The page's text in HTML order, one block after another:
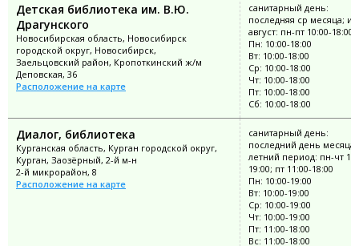
Детская библиотека им. В.Ю.
Драгунского
Новосибирская область, Новосибирск
городской округ, Новосибирск,
Заельцовский район, Кропоткинский ж/м
Деповская, 36
Расположение на карте
санитарный день:
последняя ср месяца;
август: пн-пт 10:00-18:00
Пн: 10:00-18:00
Вт: 10:00-18:00
Ср: 10:00-18:00
Чт: 10:00-18:00
Пт: 10:00-18:00
Сб: 10:00-18:00
Диалог, библиотека
Курганская область, Курган городской округ,
Курган, Заозёрный, 2-й м-н
2-й микрорайон, 8
Расположение на карте
санитарный день:
последний день месяца;
летний период: пн-чт
19:00; пт 11:00-18:00
Пн: 10:00-19:00
Вт: 10:00-19:00
Ср: 10:00-19:00
Чт: 10:00-19:00
Пт: 11:00-18:00
Вс: 11:00-18:00